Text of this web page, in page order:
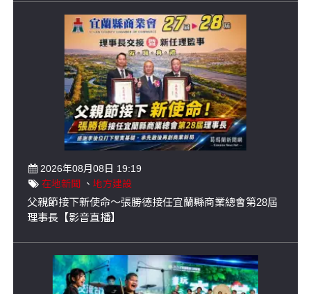
2026年08月08日 19:19
在地新聞
、 地方建設
父親節接下新使命～張勝德接任宜蘭縣商業總會第28屆
理事長【影音直播】